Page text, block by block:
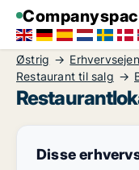
Østrig
Restaurant til salg
Disse